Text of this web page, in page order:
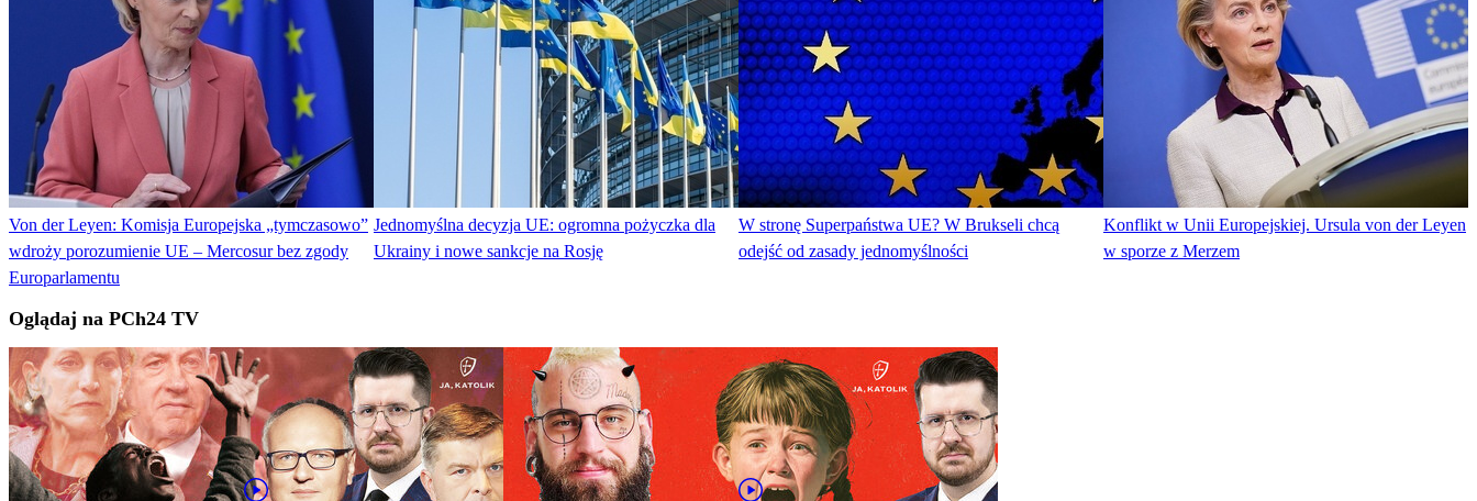
Von der Leyen: Komisja Europejska „tymczasowo”
wdroży porozumienie UE – Mercosur bez zgody
Europarlamentu
Jednomyślna decyzja UE: ogromna pożyczka dla
Ukrainy i nowe sankcje na Rosję
W stronę Superpaństwa UE? W Brukseli chcą
odejść od zasady jednomyślności
Konflikt w Unii Europejskiej. Ursula von der Leyen
w sporze z Merzem
Oglądaj na PCh24 TV